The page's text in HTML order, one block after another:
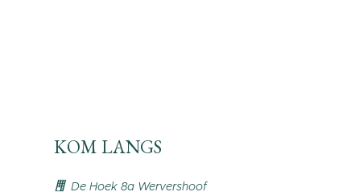
KOM LANGS
De Hoek 8a Wervershoof